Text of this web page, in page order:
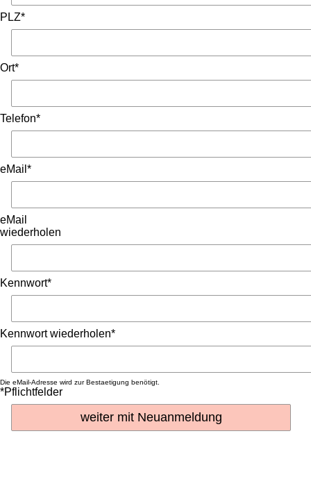
PLZ*
Ort*
Telefon*
eMail*
eMail
wiederholen
Kennwort*
Kennwort wiederholen*
Die eMail-Adresse wird zur Bestaetigung benötigt.
*Pflichtfelder